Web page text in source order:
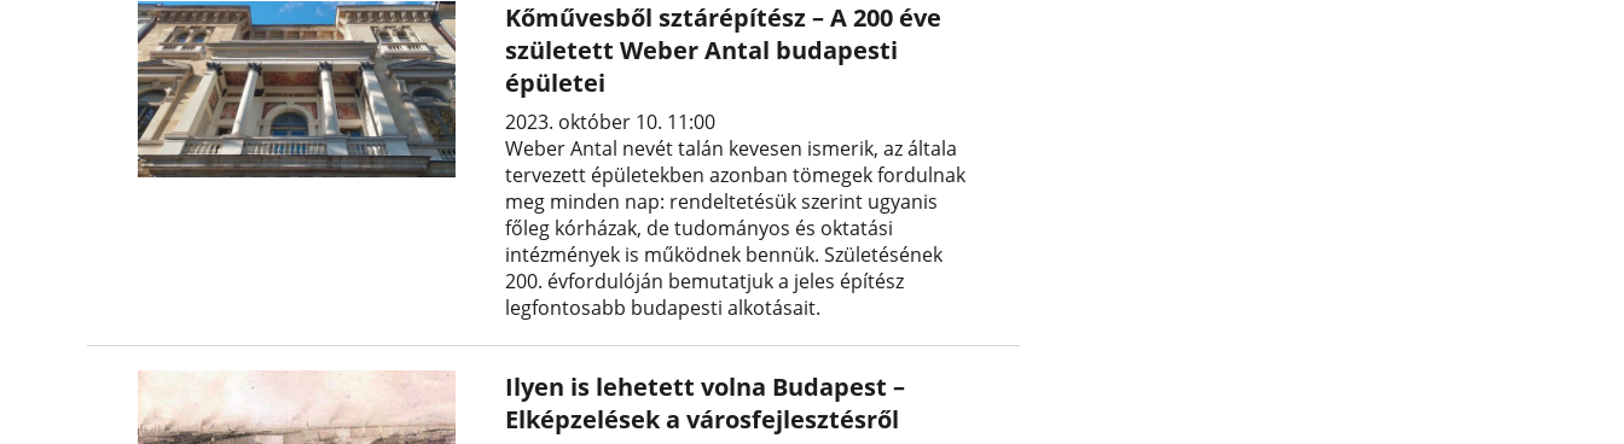
Kőművesből sztárépítész – A 200 éve
született Weber Antal budapesti
épületei
2023. október 10. 11:00
Weber Antal nevét talán kevesen ismerik, az általa
tervezett épületekben azonban tömegek fordulnak
meg minden nap: rendeltetésük szerint ugyanis
főleg kórházak, de tudományos és oktatási
intézmények is működnek bennük. Születésének
200. évfordulóján bemutatjuk a jeles építész
legfontosabb budapesti alkotásait.
Ilyen is lehetett volna Budapest –
Elképzelések a városfejlesztésről